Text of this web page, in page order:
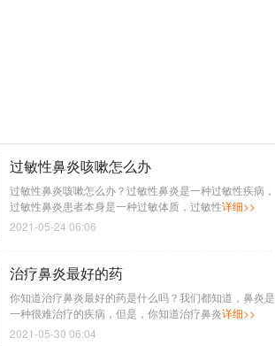
过敏性鼻炎咳嗽怎么办
过敏性鼻炎咳嗽怎么办？过敏性鼻炎是一种过敏性疾病，
过敏性鼻炎患者本身是一种过敏体质，过敏性详细>>
2021-05-24 06:06
治疗鼻炎最好的药
你知道治疗鼻炎最好的药是什么吗？我们都知道，鼻炎是
一种很难治疗的疾病，但是，你知道治疗鼻炎详细>>
2021-05-30 06:04